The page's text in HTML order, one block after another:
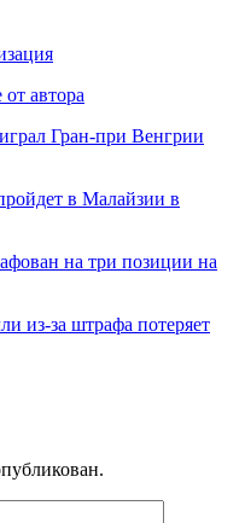
автора
Гран‑при Венгрии
в Малайзии в
на три позиции на
из‑за штрафа потеряет